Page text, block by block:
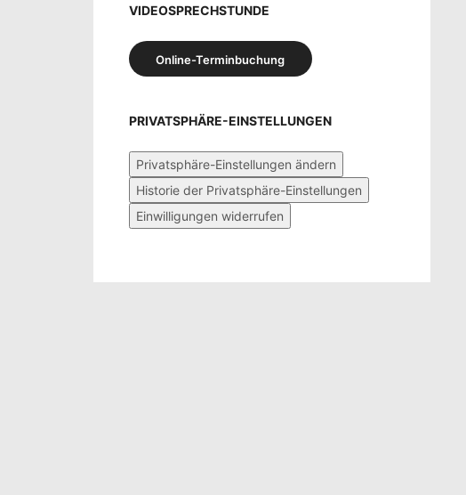
VIDEOSPRECHSTUNDE
Online-Terminbuchung
PRIVATSPHÄRE-EINSTELLUNGEN
Privatsphäre-Einstellungen ändern
Historie der Privatsphäre-Einstellungen
Einwilligungen widerrufen